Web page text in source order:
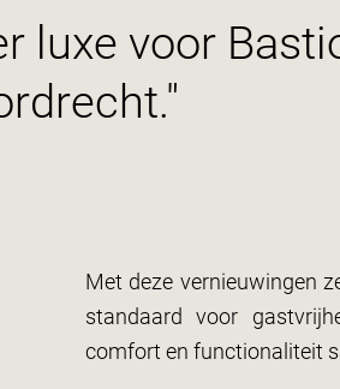
luxe voor
Met deze vernieuwingen
standaard voor
comfort en functionaliteit